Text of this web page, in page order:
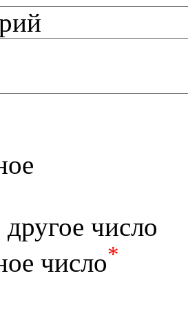
другое число
число*